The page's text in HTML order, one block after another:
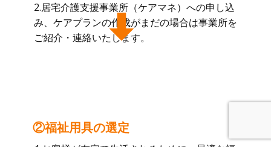
2.居宅介護支援事業所（ケアマネ）への申し込
み、ケアプランの作成がまだの場合は事業所を
ご紹介・連絡いたします。
②福祉用具の選定